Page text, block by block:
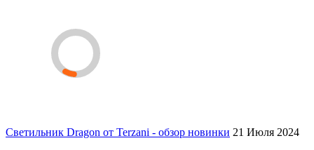
Светильник Dragon от Terzani - обзор новинки 21 Июля 2024